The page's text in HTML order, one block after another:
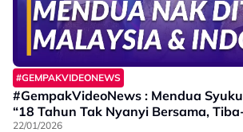
#GEMPAKVIDEONEWS
#GempakVideoNews : Mendua
“18 Tahun Tak Nyanyi Bersama,
22/01/2026